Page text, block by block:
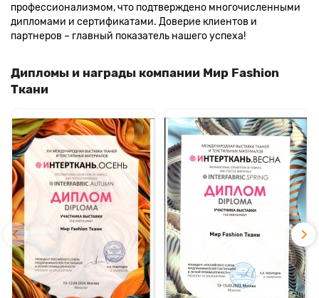
профессионализмом, что подтверждено многочисленными
дипломами и сертификатами. Доверие клиентов и
партнеров – главный показатель нашего успеха!
Дипломы и награды компании Мир Fashion
Ткани